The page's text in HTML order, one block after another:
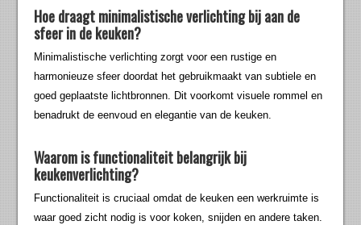
Hoe draagt minimalistische verlichting bij aan de
sfeer in de keuken?
Minimalistische verlichting zorgt voor een rustige en
harmonieuze sfeer doordat het gebruikmaakt van subtiele en
goed geplaatste lichtbronnen. Dit voorkomt visuele rommel en
benadrukt de eenvoud en elegantie van de keuken.
Waarom is functionaliteit belangrijk bij
keukenverlichting?
Functionaliteit is cruciaal omdat de keuken een werkruimte is
waar goed zicht nodig is voor koken, snijden en andere taken.